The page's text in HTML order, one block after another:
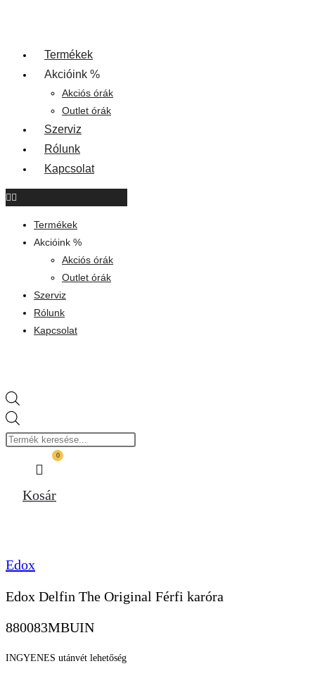
Termékek
Akcióink %
Akciós órák
Outlet órák
Szerviz
Rólunk
Kapcsolat
Termékek
Akcióink %
Akciós órák
Outlet órák
Szerviz
Rólunk
Kapcsolat
search
0
Kosár
Edox
Edox Delfin The Original Férfi karóra
880083MBUIN
INGYENES utánvét lehetőség